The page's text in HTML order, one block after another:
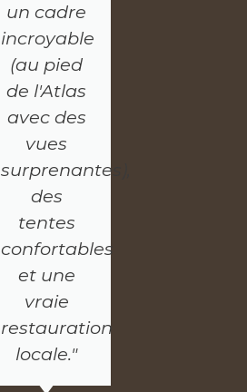
un cadre
incroyable
(au pied
de l'Atlas
avec des
vues
surprenantes),
des
tentes
confortables
et une
vraie
restauration
locale."